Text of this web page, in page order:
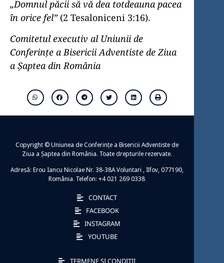
„Domnul păcii să vă dea totdeauna pacea
în orice fel”(2 Tesaloniceni 3:16).
Comitetul executiv al Uniunii de
Conferințe a Bisericii Adventiste de Ziua
a Șaptea din România
Copyright © Uniunea de Conferințe a Bisericii Adventiste de
Ziua a Șaptea din România. Toate drepturile rezervate.
Adresă: Erou Iancu Nicolae Nr. 38-38A Voluntari , Ilfov, 077190,
România. Telefon: +4 021 269 0338
CONTACT
FACEBOOK
INSTAGRAM
YOUTUBE